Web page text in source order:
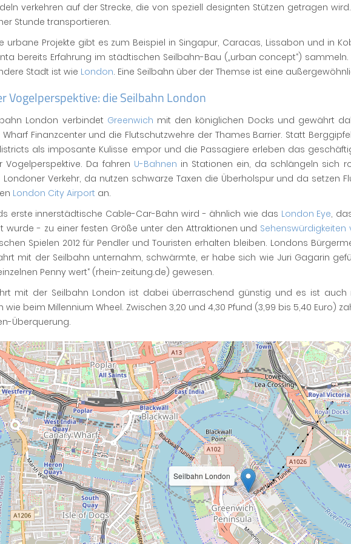
verkehren auf der Strecke, die von speziell designten Stützen getragen
Stunde transportieren.
urbane Projekte gibt es zum Beispiel in Singapur, Caracas, Lissabon und in
bereits Erfahrung im städtischen Seilbahn-Bau („urban concept“)
Stadt ist wie London. Eine Seilbahn über der Themse ist eine
Vogelperspektive: die Seilbahn London
London verbindet Greenwich mit den königlichen Docks und gewährt
Finanzcenter und die Flutschutzwehre der Thames Barrier. Statt
als imposante Kulisse empor und die Passagiere erleben das
Vogelperspektive. Da fahren U-Bahnen in Stationen ein, da schlängeln sich
Verkehr, da nutzen schwarze Taxen die Überholspur und da setzen
London City Airport an.
erste innerstädtische Cable-Car-Bahn wird - ähnlich wie das London Eye,
wurde - zu einer festen Größe unter den Attraktionen und Sehenswürdigkeiten
Spielen 2012 für Pendler und Touristen erhalten bleiben. Londons
mit der Seilbahn unternahm, schwärmte, er habe sich wie Juri Gagarin
Penny wert“ (rhein-zeitung.de) gewesen.
mit der Seilbahn London ist dabei überraschend günstig und es ist auch
wie beim Millennium Wheel. Zwischen 3,20 und 4,30 Pfund (3,99 bis 5,40 Euro)
Überquerung.
Seilbahn London